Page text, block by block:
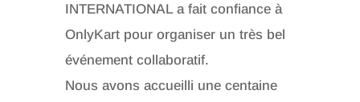
INTERNATIONAL a fait confiance à
OnlyKart pour organiser un très bel
événement collaboratif.
Nous avons accueilli une centaine